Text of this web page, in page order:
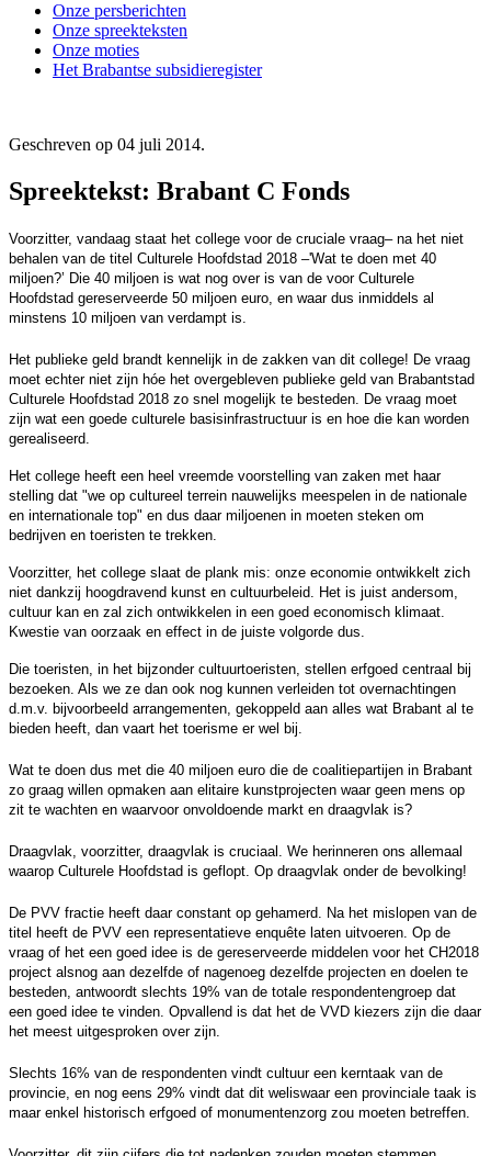
Onze persberichten
Onze spreekteksten
Onze moties
Het Brabantse subsidieregister
Geschreven op 04 juli 2014.
Spreektekst: Brabant C Fonds
Voorzitter, vandaag staat het college voor de cruciale vraag– na het niet
behalen van de titel Culturele Hoofdstad 2018 –'Wat te doen met 40
miljoen?’ Die 40 miljoen is wat nog over is van de voor Culturele
Hoofdstad gereserveerde 50 miljoen euro, en waar dus inmiddels al
minstens 10 miljoen van verdampt is.
Het publieke geld brandt kennelijk in de zakken van dit college! De vraag
moet echter niet zijn hóe het overgebleven publieke geld van Brabantstad
Culturele Hoofdstad 2018 zo snel mogelijk te besteden. De vraag moet
zijn wat een goede culturele basisinfrastructuur is en hoe die kan worden
gerealiseerd.
Het college heeft een heel vreemde voorstelling van zaken met haar
stelling dat "we op cultureel terrein nauwelijks meespelen in de nationale
en internationale top" en dus daar miljoenen in moeten steken om
bedrijven en toeristen te trekken.
Voorzitter, het college slaat de plank mis: onze economie ontwikkelt zich
niet dankzij hoogdravend kunst en cultuurbeleid. Het is juist andersom,
cultuur kan en zal zich ontwikkelen in een goed economisch klimaat.
Kwestie van oorzaak en effect in de juiste volgorde dus.
Die toeristen, in het bijzonder cultuurtoeristen, stellen erfgoed centraal bij
bezoeken. Als we ze dan ook nog kunnen verleiden tot overnachtingen
d.m.v. bijvoorbeeld arrangementen, gekoppeld aan alles wat Brabant al te
bieden heeft, dan vaart het toerisme er wel bij.
Wat te doen dus met die 40 miljoen euro die de coalitiepartijen in Brabant
zo graag willen opmaken aan elitaire kunstprojecten waar geen mens op
zit te wachten en waarvoor onvoldoende markt en draagvlak is?
Draagvlak, voorzitter, draagvlak is cruciaal. We herinneren ons allemaal
waarop Culturele Hoofdstad is geflopt. Op draagvlak onder de bevolking!
De PVV fractie heeft daar constant op gehamerd. Na het mislopen van de
titel heeft de PVV een representatieve enquête laten uitvoeren. Op de
vraag of het een goed idee is de gereserveerde middelen voor het CH2018
project alsnog aan dezelfde of nagenoeg dezelfde projecten en doelen te
besteden, antwoordt slechts 19% van de totale respondentengroep dat
een goed idee te vinden. Opvallend is dat het de VVD kiezers zijn die daar
het meest uitgesproken over zijn.
Slechts 16% van de respondenten vindt cultuur een kerntaak van de
provincie, en nog eens 29% vindt dat dit weliswaar een provinciale taak is
maar enkel historisch erfgoed of monumentenzorg zou moeten betreffen.